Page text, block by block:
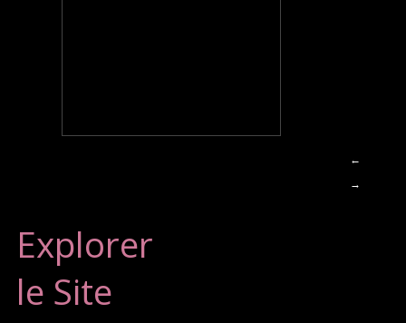
←
→
Explorer
le Site